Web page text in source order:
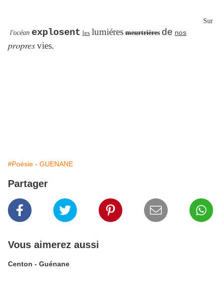
Sur
l'océan explosent les lumiéres meurtrières de nos
propresvies.
#Poésie - GUENANE
Partager
Vous aimerez aussi
Centon - Guénane